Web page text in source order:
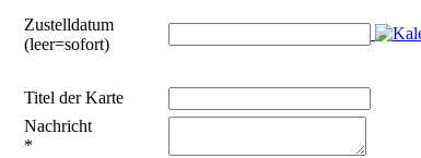
Zustelldatum
(leer=sofort)
Titel der Karte
Nachricht
*